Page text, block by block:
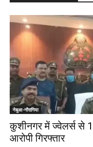
नेबुआ-नौरागिया
कुशीनगर में ज्वेलर्स से
आरोपी गिरफ्तार